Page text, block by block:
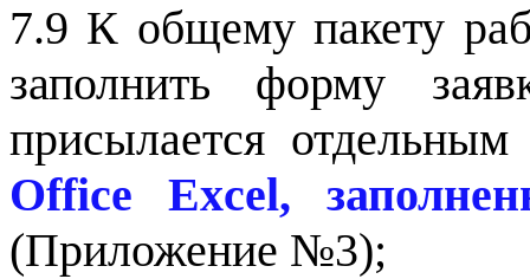
7.9 К общему пакету
заполнить форму
присылается
Office Excel,
(Приложение №3);